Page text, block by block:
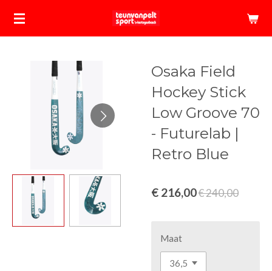
Ga
hoofdinhoud
Osaka Field
Hockey Stick
Low Groove 70
- Futurelab |
Retro Blue
€ 216,00€ 240,00
Maat